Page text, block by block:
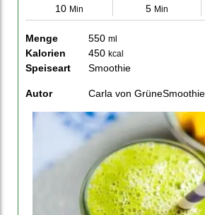
10 Min
5 Min
Menge 550 ml
Kalorien 450 kcal
Speiseart Smoothie
Autor Carla von